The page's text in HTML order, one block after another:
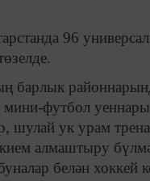
96
барлык
мини-футбол
шулай ук урам
алмаштыру
белән хоккей